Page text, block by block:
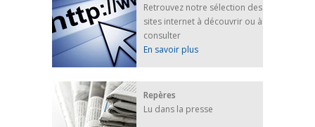
Retrouvez notre sélection des
sites internet à découvrir ou à
consulter
En savoir plus
Repères
Lu dans la presse